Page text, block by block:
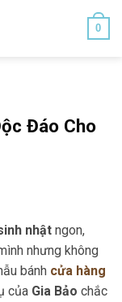
0
Đáo Cho
nhật ngon,
nhưng không
bánh cửa hàng
của Gia Bảo chắc